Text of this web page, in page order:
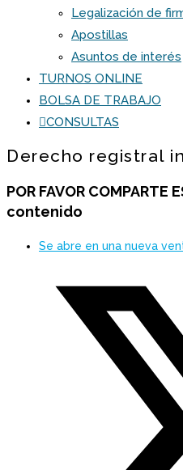
Legalización de
Apostillas
Asuntos de interés
TURNOS ONLINE
BOLSA DE TRABAJO
CONSULTAS
Derecho registral
POR FAVOR COMPARTE
contenido
Se abre en una nueva